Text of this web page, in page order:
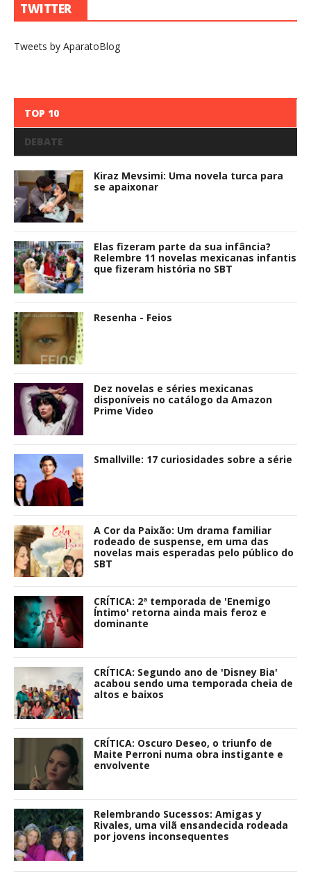
TWITTER
Tweets by AparatoBlog
TOP 10
DEBATE
Kiraz Mevsimi: Uma novela turca para
se apaixonar
Elas fizeram parte da sua infância?
Relembre 11 novelas mexicanas infantis
que fizeram história no SBT
Resenha - Feios
Dez novelas e séries mexicanas
disponíveis no catálogo da Amazon
Prime Video
Smallville: 17 curiosidades sobre a série
A Cor da Paixão: Um drama familiar
rodeado de suspense, em uma das
novelas mais esperadas pelo público do
SBT
CRÍTICA: 2ª temporada de 'Enemigo
Íntimo' retorna ainda mais feroz e
dominante
CRÍTICA: Segundo ano de 'Disney Bia'
acabou sendo uma temporada cheia de
altos e baixos
CRÍTICA: Oscuro Deseo, o triunfo de
Maite Perroni numa obra instigante e
envolvente
Relembrando Sucessos: Amigas y
Rivales, uma vilã ensandecida rodeada
por jovens inconsequentes